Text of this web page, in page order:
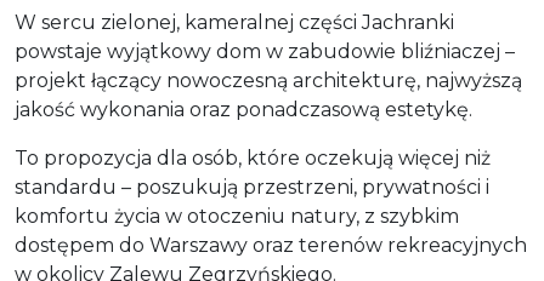
W sercu zielonej, kameralnej części Jachranki
powstaje wyjątkowy dom w zabudowie bliźniaczej –
projekt łączący nowoczesną architekturę, najwyższą
jakość wykonania oraz ponadczasową estetykę.
To propozycja dla osób, które oczekują więcej niż
standardu – poszukują przestrzeni, prywatności i
komfortu życia w otoczeniu natury, z szybkim
dostępem do Warszawy oraz terenów rekreacyjnych
w okolicy Zalewu Zegrzyńskiego.